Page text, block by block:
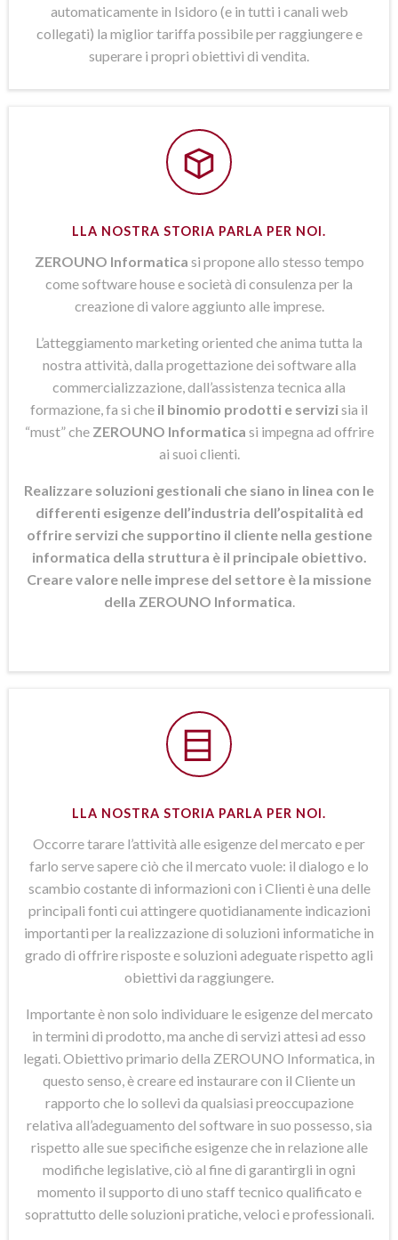
automaticamente in Isidoro (e in tutti i canali web
collegati) la miglior tariffa possibile per raggiungere e
superare i propri obiettivi di vendita.
LLA NOSTRA STORIA PARLA PER NOI.
ZEROUNO Informatica si propone allo stesso tempo
come software house e società di consulenza per la
creazione di valore aggiunto alle imprese.
L’atteggiamento marketing oriented che anima tutta la
nostra attività, dalla progettazione dei software alla
commercializzazione, dall’assistenza tecnica alla
formazione, fa si che il binomio prodotti e servizisia il
“must” che ZEROUNO Informatica si impegna ad offrire
ai suoi clienti.
Realizzare soluzioni gestionali che siano in linea con le
differenti esigenze dell’industria dell’ospitalità ed
offrire servizi che supportino il cliente nella gestione
informatica della struttura è il principale obiettivo.
Creare valore nelle imprese del settore è la missione
della ZEROUNO Informatica
LLA NOSTRA STORIA PARLA PER NOI.
Occorre tarare l’attività alle esigenze del mercato e per
farlo serve sapere ciò che il mercato vuole: il dialogo e lo
scambio costante di informazioni con i Clienti è una delle
principali fonti cui attingere quotidianamente indicazioni
importanti per la realizzazione di soluzioni informatiche in
grado di offrire risposte e soluzioni adeguate rispetto agli
obiettivi da raggiungere.
Importante è non solo individuare le esigenze del mercato
in termini di prodotto, ma anche di servizi attesi ad esso
legati. Obiettivo primario della ZEROUNO Informatica, in
questo senso, è creare ed instaurare con il Cliente un
rapporto che lo sollevi da qualsiasi preoccupazione
relativa all’adeguamento del software in suo possesso, sia
rispetto alle sue specifiche esigenze che in relazione alle
modifiche legislative, ciò al fine di garantirgli in ogni
momento il supporto di uno staff tecnico qualificato e
soprattutto delle soluzioni pratiche, veloci e professionali.